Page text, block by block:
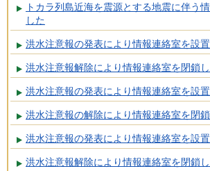
トカラ列島近海を震源とする地震に伴う
した
洪水注意報の発表により情報連絡室を設
洪水注意報解除により情報連絡室を閉鎖
洪水注意報の発表により情報連絡室を設
洪水注意報の解除により情報連絡室を閉
洪水注意報の発表により情報連絡室を設
洪水注意報解除により情報連絡室を閉鎖